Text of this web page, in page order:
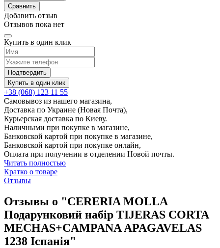
Сравнить
Добавить отзыв
Отзывов пока нет
Купить в один клик
Подтвердить
Купить в один клик
+38 (068) 123 11 55
Самовывоз из нашего магазина,
Доставка по Украине (Новая Почта),
Курьерская доставка по Киеву.
Наличными при покупке в магазине,
Банковской картой при покупке в магазине,
Банковской картой при покупке онлайн,
Оплата при получении в отделении Новой почты.
Читать полностью
Кратко о товаре
Отзывы
Отзывы о "CERERIA MOLLA
Подарунковий набір TIJERAS CORTA
MECHAS+CAMPANA APAGAVELAS
1238 Іспанія"